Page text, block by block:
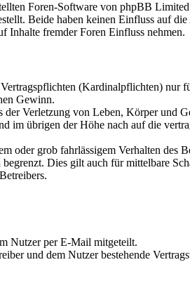
Foren-Software von phpBB
Beide haben keinen Einfluss auf
Inhalte fremder Foren Einfluss nehmen.
(Kardinalpflichten) nur
Gewinn.
Verletzung von Leben, Körper und
im übrigen der Höhe nach auf die
grob fahrlässigem Verhalten des
Dies gilt auch für mittelbare
Nutzer per E-Mail mitgeteilt.
und dem Nutzer bestehende